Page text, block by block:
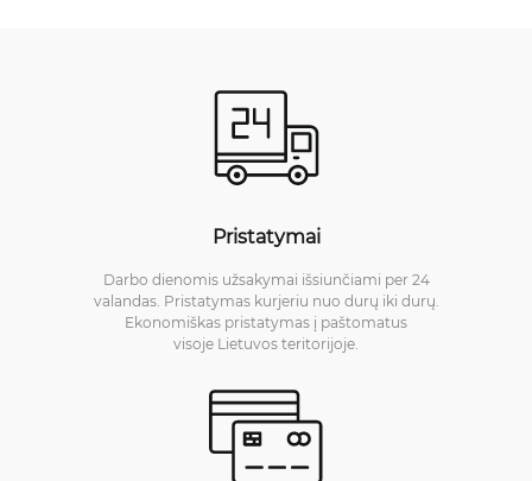
Pristatymai
Darbo dienomis užsakymai išsiunčiami per 24
valandas. Pristatymas kurjeriu nuo durų iki durų.
Ekonomiškas pristatymas į paštomatus
visoje Lietuvos teritorijoje.